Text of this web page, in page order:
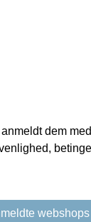
dem
webshops